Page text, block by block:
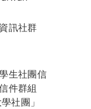
訊社群
生社團信
件群組
社團」